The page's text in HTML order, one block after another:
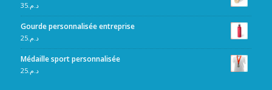
د.م.35
Gourde personnalisée entreprise
د.م.25
Médaille sport personnalisée
د.م.25